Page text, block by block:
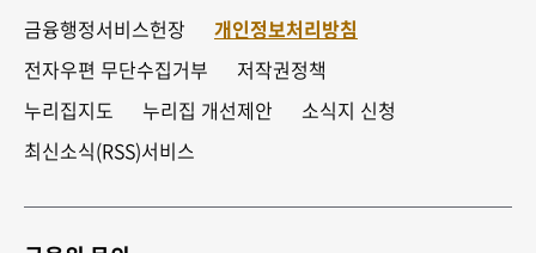
금융행정서비스헌장
개인정보처리방침
전자우편 무단수집거부
저작권정책
누리집지도
누리집 개선제안
소식지 신청
최신소식(RSS)서비스